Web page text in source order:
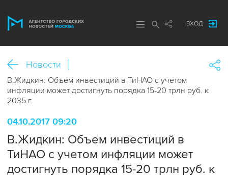
ВХОД
Новости
В.Жидкин: Объем инвестиций в ТиНАО с учетом
инфляции может достигнуть порядка 15-20 трлн руб. к
2035 г.
04.10.2017 09:20
В.Жидкин: Объем инвестиций в
ТиНАО с учетом инфляции может
достигнуть порядка 15-20 трлн руб. к